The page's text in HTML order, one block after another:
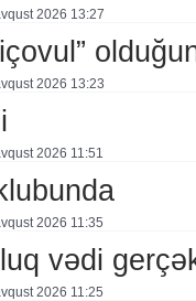
2026 13:27
2026 13:23
2026 11:51
2026 11:35
vədi
2026 11:25